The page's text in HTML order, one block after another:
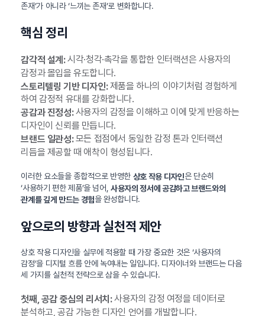
존재’가 아니라 ‘느끼는 존재’로 변화합니다.
핵심 정리
감각적 설계:시각·청각·촉각을 통합한 인터랙션은 사용자의
감정과 몰입을 유도합니다.
스토리텔링 기반 디자인:제품을 하나의 이야기처럼 경험하게
하여 감정적 유대를 강화합니다.
공감과 진정성:사용자의 감정을 이해하고 이에 맞게 반응하는
디자인이 신뢰를 만듭니다.
브랜드 일관성:모든 접점에서 동일한 감정 톤과 인터랙션
리듬을 제공할 때 애착이 형성됩니다.
이러한 요소들을 종합적으로 반영한 상호 작용 디자인은 단순히
‘사용하기 편한 제품’을 넘어,사용자의 정서에 공감하고 브랜드와의
관계를 깊게 만드는 경험을 완성합니다.
앞으로의 방향과 실천적 제안
상호 작용 디자인을 실무에 적용할 때 가장 중요한 것은 ‘사용자의
감정’을 디지털 흐름 안에 녹여내는 일입니다. 디자이너와 브랜드는 다음
세 가지를 실천적 전략으로 삼을 수 있습니다.
첫째, 공감 중심의 리서치:사용자의 감정 여정을 데이터로
분석하고, 공감 가능한 디자인 언어를 개발합니다.